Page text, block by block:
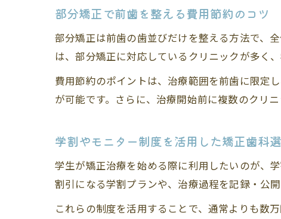
部分矯正で前歯を整える費用節約のコツ
部分矯正は前歯の歯並びだけを整える方法で、
は、部分矯正に対応しているクリニックが多く
費用節約のポイントは、治療範囲を前歯に限定
が可能です。さらに、治療開始前に複数のクリ
学割やモニター制度を活用した矯正歯科
学生が矯正治療を始める際に利用したいのが、
割引になる学割プランや、治療過程を記録・公
これらの制度を活用することで、通常よりも数